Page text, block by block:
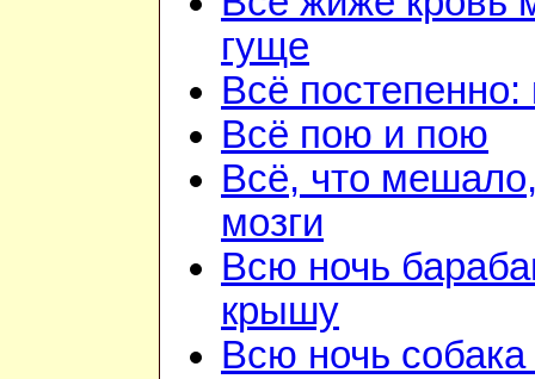
гуще
Всё постепенно:
Всё пою и пою
Всё, что
мозги
Всю ночь
крышу
Всю ночь